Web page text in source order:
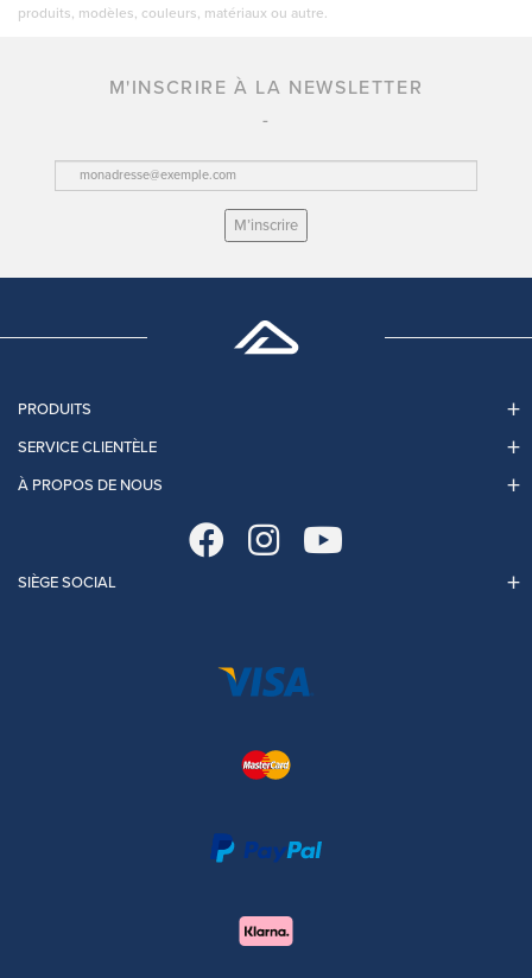
produits, modèles, couleurs, matériaux ou autre.
M'INSCRIRE À LA NEWSLETTER
M’inscrire
PRODUITS
SERVICE CLIENTÈLE
À PROPOS DE NOUS
SIÈGE SOCIAL